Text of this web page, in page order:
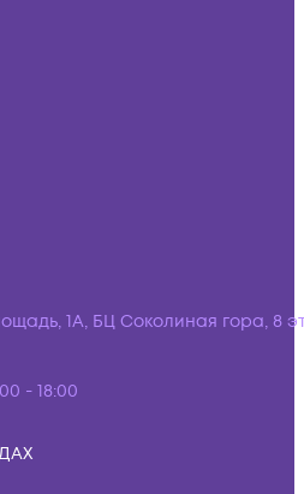
1А, БЦ Соколиная гора, 8
- 18:00